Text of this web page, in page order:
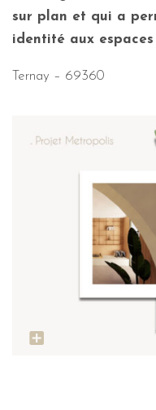
sur plan et qui a
identité aux
Ternay – 69360